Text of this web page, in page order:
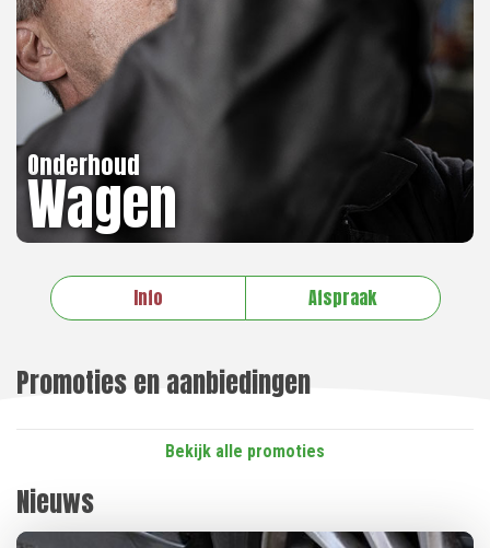
Onderhoud
Wagen
Info Afspraak
Promoties en aanbiedingen
Bekijk alle promoties
Nieuws